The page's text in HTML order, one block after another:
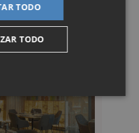
TODO
TODO